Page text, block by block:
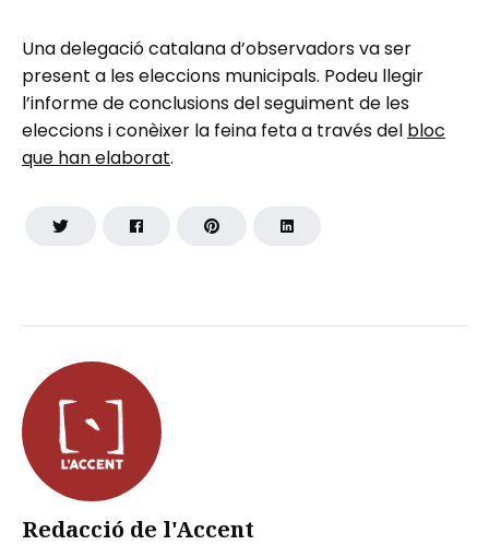
Redacció de l'Accent
Una delegació catalana d’observadors va ser
present a les eleccions municipals. Podeu llegir
l’informe de conclusions del seguiment de les
eleccions i conèixer la feina feta a través del bloc
que han elaborat.